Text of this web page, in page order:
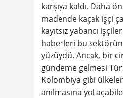
karşıya kaldı. Daha
madende kaçak işçi
kayıtsız yabancı
haberleri bu sektörün
yüzüydü. Ancak, bir
gündeme gelmesi
Kolombiya gibi
anılmasına yol